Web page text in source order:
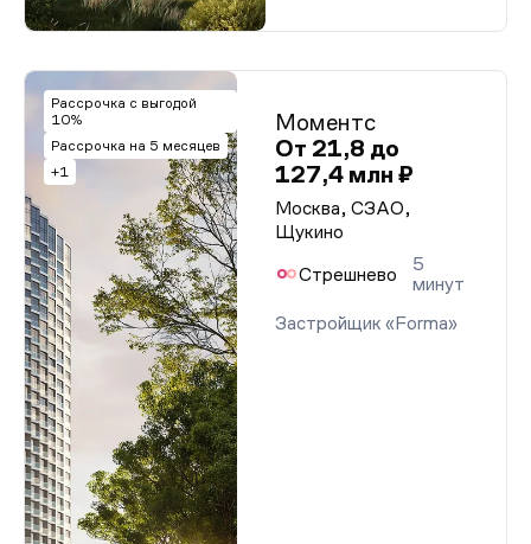
Рассрочка с выгодой
10%
Рассрочка на 5 месяцев
+1
Моментс
От 21,8 до
127,4 млн ₽
Москва, СЗАО,
Щукино
Стрешнево
5
минут
Застройщик «Forma»